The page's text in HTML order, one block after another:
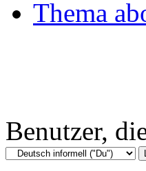
Thema
Benutzer,